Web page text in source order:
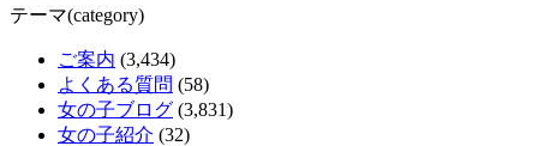
テーマ(category)
ご案内 (3,434)
よくある質問 (58)
女の子ブログ (3,831)
女の子紹介 (32)